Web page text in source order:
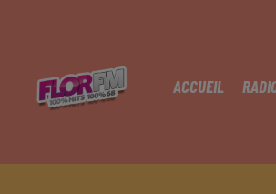
ACCUEIL